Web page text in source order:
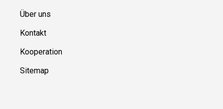
Über uns
Kontakt
Kooperation
Sitemap